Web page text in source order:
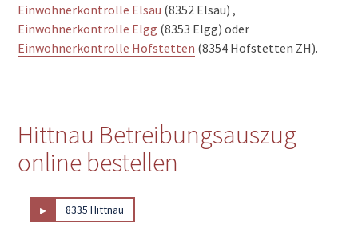
Einwohnerkontrolle Elsau (8352 Elsau) ,
Einwohnerkontrolle Elgg (8353 Elgg) oder
Einwohnerkontrolle Hofstetten (8354 Hofstetten ZH).
Hittnau Betreibungsauszug
online bestellen
▸ 8335 Hittnau